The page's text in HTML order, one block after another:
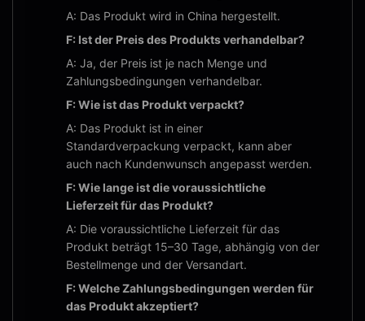
A: Das Produkt wird in China hergestellt.
F: Ist der Preis des Produkts verhandelbar?
A: Ja, der Preis ist je nach Menge und
Zahlungsbedingungen verhandelbar.
F: Wie ist das Produkt verpackt?
A: Das Produkt ist in einer
Standardverpackung verpackt, kann aber
auch nach Kundenwunsch angepasst werden.
F: Wie lange ist die voraussichtliche
Lieferzeit für das Produkt?
A: Die voraussichtliche Lieferzeit für das
Produkt beträgt 15–30 Tage, abhängig von der
Bestellmenge und der Versandart.
F: Welche Zahlungsbedingungen werden für
das Produkt akzeptiert?